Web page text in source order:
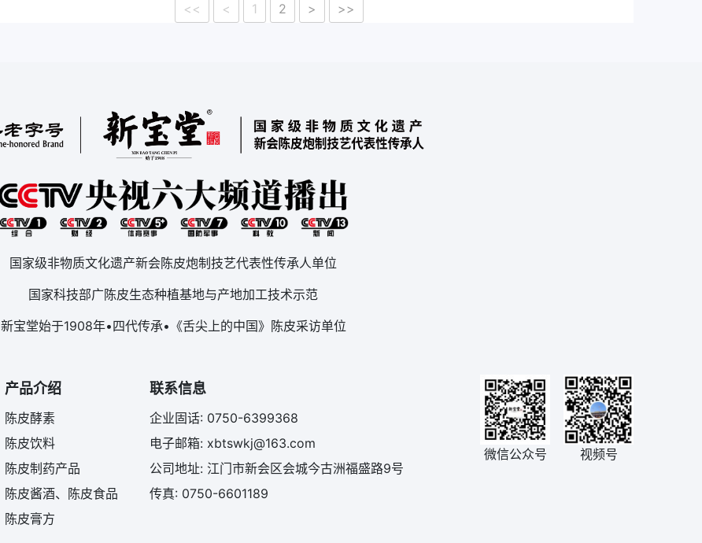
<<
< 1 2 > >>
国家级非物质文化遗产新会陈皮炮制技艺代表性传承人单位
国家科技部广陈皮生态种植基地与产地加工技术示范
新宝堂始于1908年•四代传承•《舌尖上的中国》陈皮采访单位
产品介绍
陈皮酵素
陈皮饮料
陈皮制药产品
陈皮酱酒、陈皮食品
陈皮膏方
联系信息
企业固话: 0750-6399368
电子邮箱: xbtswkj@163.com
公司地址: 江门市新会区会城今古洲福盛路9号
传真: 0750-6601189
微信公众号 视频号